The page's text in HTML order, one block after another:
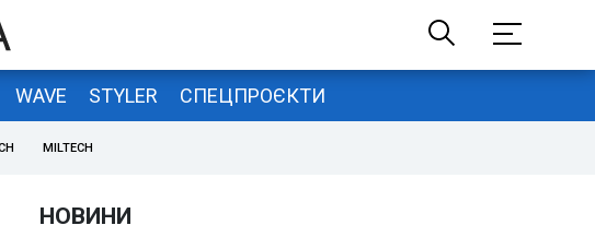
WAVE STYLER СПЕЦПРОЄКТИ
MILTECH
НОВИНИ